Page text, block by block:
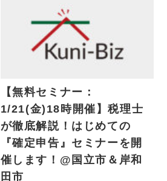
【無料セミナー：
1/21(金)18時開催】税理士
が徹底解説！はじめての
『確定申告』セミナーを開
催します！@国立市＆岸和
田市